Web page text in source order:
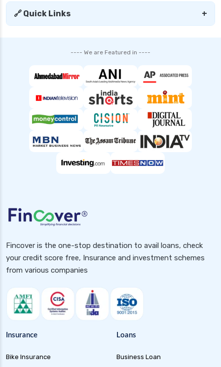
🔗 Quick Links +
---- We are Featured in ----
Fincover is the one-stop destination to avail loans, check
your credit score free, Insurance and investment schemes
from various companies
Insurance
Bike Insurance
Loans
Business Loan